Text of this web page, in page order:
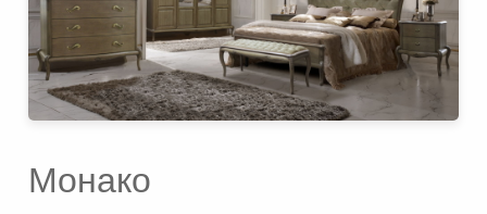
Монако